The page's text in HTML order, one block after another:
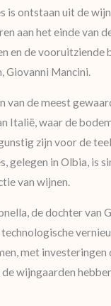
is ontstaan ​​uit de
aan het einde van
en de vooruitziende
Giovanni Mancini.
van de meest
Italië, waar de
zijn voor de
gelegen in Olbia, is
van wijnen.
de dochter van
met investeringen
wijngaarden